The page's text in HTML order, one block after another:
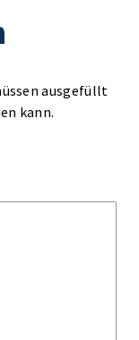
ausgefüllt
kann.